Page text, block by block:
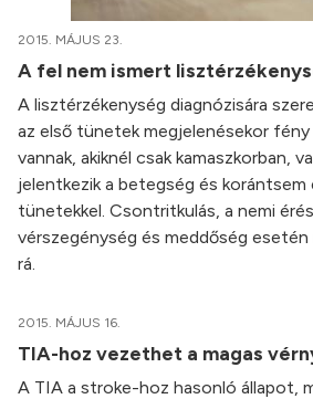
2015. MÁJUS 23.
A fel nem ismert
A lisztérzékenység diagnózisára
az első tünetek megjelenésekor fény
vannak, akiknél csak kamaszkorban,
jelentkezik a betegség és korántsem
tünetekkel. Csontritkulás, a nemi
vérszegénység és meddőség
rá.
2015. MÁJUS 16.
TIA-hoz vezethet a magas
A TIA a stroke-hoz hasonló állapot,